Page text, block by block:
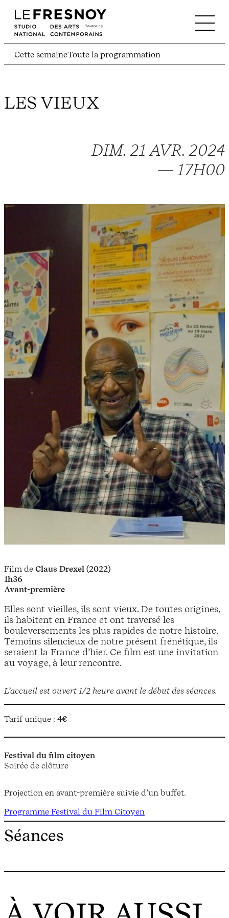
Cette semaineToute la programmation
LES VIEUX
DIM. 21 AVR. 2024
— 17H00
L’accueil est ouvert 1/2 heure avant le début des séances.
Tarif unique : 4€
Film de Claus Drexel (2022)
1h36
Avant-première
Elles sont vieilles, ils sont vieux. De toutes origines,
ils habitent en France et ont traversé les
bouleversements les plus rapides de notre histoire.
Témoins silencieux de notre présent frénétique, ils
seraient la France d’hier. Ce film est une invitation
au voyage, à leur rencontre.
Festival du film citoyen
Soirée de clôture
Projection en avant-première suivie d’un buffet.
Programme Festival du Film Citoyen
Séances